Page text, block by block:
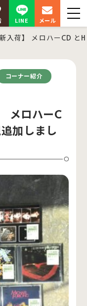
LINE メール
新入荷】 メロハーCD
コーナー紹介
メロハーC
加しまし